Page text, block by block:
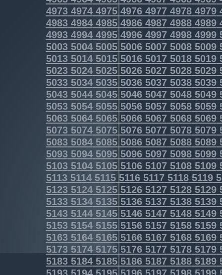
4973497449754976497749784979
4983498449854986498749884989
4993499449954996499749984999
5003500450055006500750085009
5013501450155016501750185019
5023502450255026502750285029
5033503450355036503750385039
5043504450455046504750485049
5053505450555056505750585059
5063506450655066506750685069
5073507450755076507750785079
5083508450855086508750885089
5093509450955096509750985099
5103510451055106510751085109
5113511451155116511751185119
5123512451255126512751285129
5133513451355136513751385139
5143514451455146514751485149
5153515451555156515751585159
5163516451655166516751685169
5173517451755176517751785179
5183518451855186518751885189